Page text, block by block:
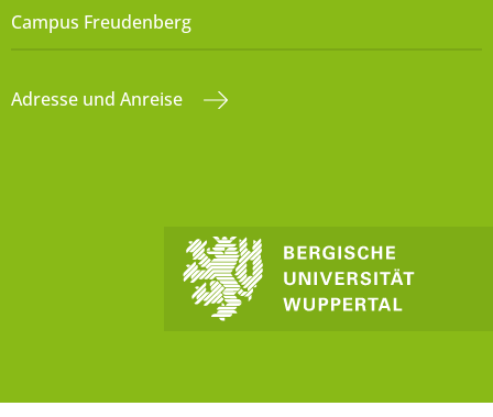
Campus Freudenberg
Adresse und Anreise